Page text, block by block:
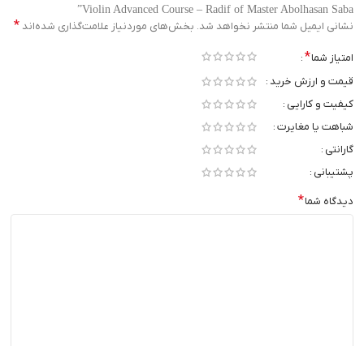
Violin Advanced Course – Radif of Master Abolhasan Saba”
نشانی ایمیل شما منتشر نخواهد شد. بخش‌های موردنیاز علامت‌گذاری شده‌اند *
امتیاز شما*
قیمت و ارزش خرید
کیفیت و کارایی
شباهت یا مغایرت
گارانتی
پشتیبانی
دیدگاه شما*